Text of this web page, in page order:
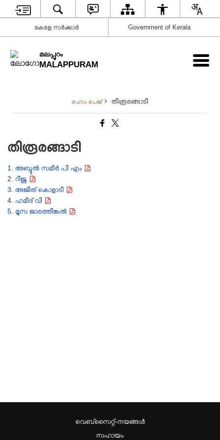
കേരള സര്‍ക്കാര്‍ Government of Kerala
മലപ്പുറം
MALAPPURAM
ഹോം പേജ് തിരൂരങ്ങാടി
തിരൂരങ്ങാടി
1. അബ്ദുൽ സമീർ പി എം
2. റിജു
3. അജിത് കൊളാടി
4. ഹമീദ് വി
5. മൂസ ജാരത്തിങ്കൽ
വെബ്സൈറ്റ്-നയങ്ങള്‍
സഹായം